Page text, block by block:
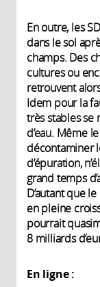
En outre, les
dans le sol
champs. Des
cultures ou
retrouvent
Idem pour la
très stables se
d’eau. Même
décontaminer
d’épuration,
grand temps
D’autant que
en pleine
pourrait
8 milliards
En ligne :